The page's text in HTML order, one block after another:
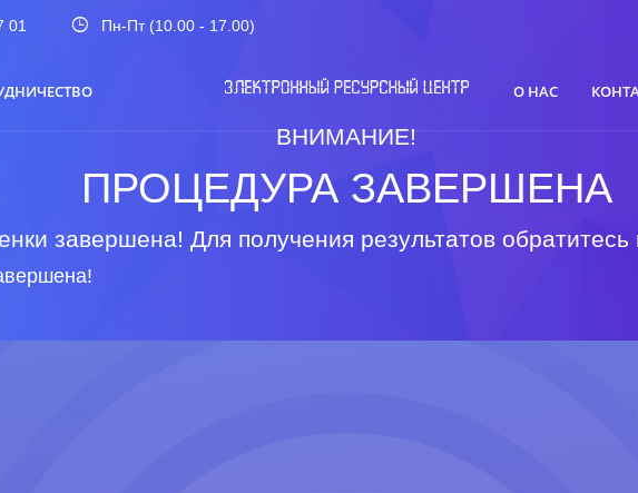
01 Пн-Пт (10.00 - 17.00)
О НАС
ВНИМАНИЕ!
ПРОЦЕДУРА ЗАВЕРШЕНА
завершена! Для получения результатов